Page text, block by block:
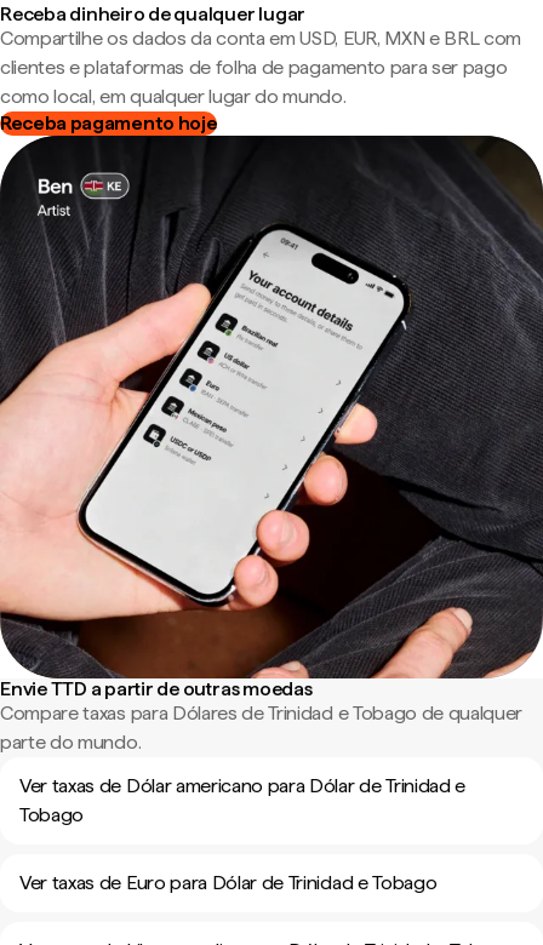
Receba dinheiro de qualquer lugar
Compartilhe os dados da conta em USD, EUR, MXN e BRL com
clientes e plataformas de folha de pagamento para ser pago
como local, em qualquer lugar do mundo.
Receba pagamento hoje
Envie TTD a partir de outras moedas
Compare taxas para Dólares de Trinidad e Tobago de qualquer
parte do mundo.
Ver taxas de Dólar americano para Dólar de Trinidad e
Tobago
Ver taxas de Euro para Dólar de Trinidad e Tobago